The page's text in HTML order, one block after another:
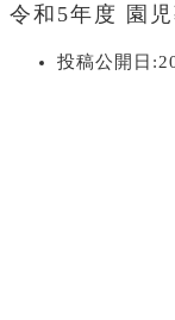
令和5年度 園
投稿公開日: